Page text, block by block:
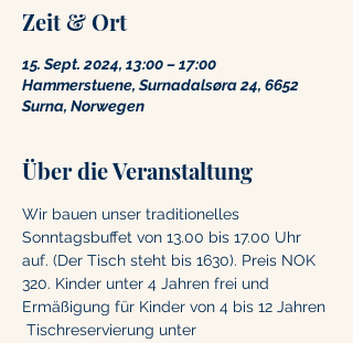
Zeit & Ort
15. Sept. 2024, 13:00 – 17:00
Hammerstuene, Surnadalsøra 24, 6652
Surna, Norwegen
Über die Veranstaltung
Wir bauen unser traditionelles
Sonntagsbuffet von 13.00 bis 17.00 Uhr
auf. (Der Tisch steht bis 1630). Preis NOK
320. Kinder unter 4 Jahren frei und
Ermäßigung für Kinder von 4 bis 12 Jahren